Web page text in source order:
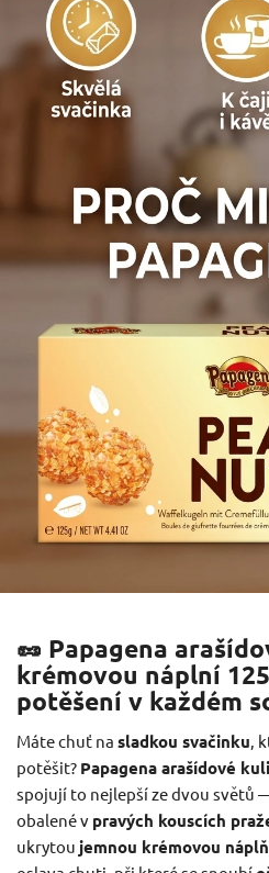
🥜 Papagena
krémovou náplní
potěšení v každém
Máte chuť na sladkou svačinku,
potěšit? Papagena arašídové
spojují to nejlepší ze dvou světů
obalené v pravých kouscích
ukrytou jemnou krémovou náplň